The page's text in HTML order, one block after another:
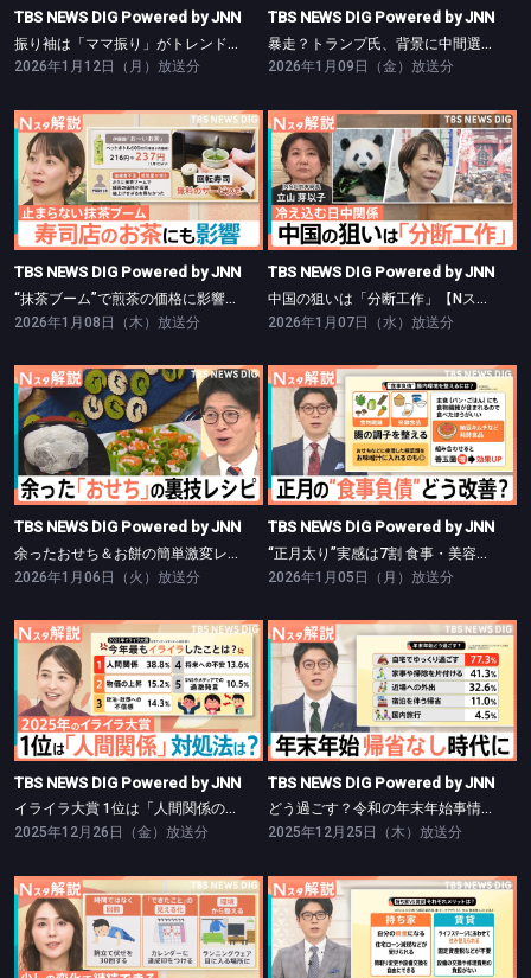
TBS NEWS DIG Powered by JNN
振り袖は「ママ振り」がトレンド【Nスタ】
2026年1月12日（月）放送分
TBS NEWS DIG Powered by JNN
暴走？トランプ氏、背景に中間選挙【Nスタ】
2026年1月09日（金）放送分
TBS NEWS DIG Powered by JNN
“抹茶ブーム”で煎茶の価格に影響が【Nスタ】
TBS NEWS DIG Powered by JNN
“抹茶ブーム”で煎茶の価格に影響が【Nスタ】
2026年1月08日（木）放送分
TBS NEWS DIG Powered by JNN
中国の狙いは「分断工作」【Nスタ】
TBS NEWS DIG Powered by JNN
中国の狙いは「分断工作」【Nスタ】
2026年1月07日（水）放送分
TBS NEWS DIG Powered by JNN
余ったおせち＆お餅の簡単激変レシピ【Nスタ】
TBS NEWS DIG Powered by JNN
余ったおせち＆お餅の簡単激変レシピ【Nスタ】
2026年1月06日（火）放送分
TBS NEWS DIG Powered by JNN
“正月太り”実感は7割 食事・美容負債リセット術【Nスタ】
TBS NEWS DIG Powered by JNN
“正月太り”実感は7割 食事・美容負債リセット術【Nスタ】
2026年1月05日（月）放送分
TBS NEWS DIG Powered by JNN
イライラ大賞 1位は「人間関係のストレス」【Nスタ】
TBS NEWS DIG Powered by JNN
イライラ大賞 1位は「人間関係のストレス」【Nスタ】
2025年12月26日（金）放送分
TBS NEWS DIG Powered by JNN
どう過ごす？令和の年末年始事情【Nスタ】
TBS NEWS DIG Powered by JNN
どう過ごす？令和の年末年始事情【Nスタ】
2025年12月25日（木）放送分
TBS NEWS DIG Powered by JNN
三日坊主の脱出方法【Nスタ】
TBS NEWS DIG Powered by JNN
持ち家vs賃貸どちらがお得か徹底検証【Nスタ】